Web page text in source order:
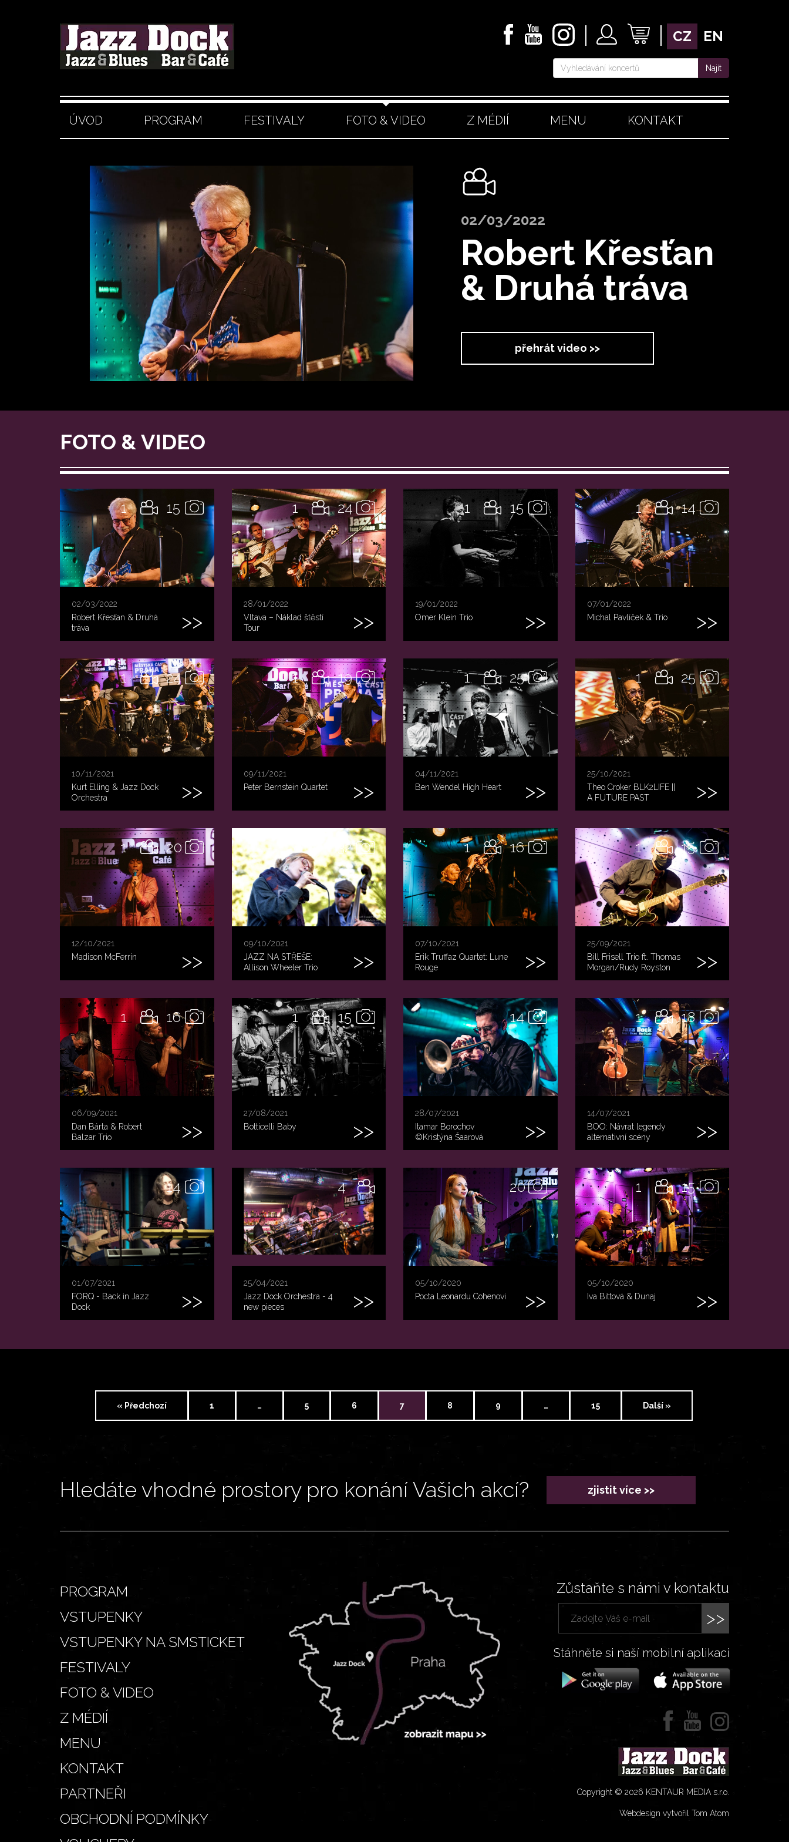
CZ EN
Najít
ÚVOD PROGRAM FESTIVALY FOTO & VIDEO Z MÉDIÍ MENU KONTAKT
02/03/2022
Robert Křesťan
& Druhá tráva
přehrát video >>
FOTO & VIDEO
15
1
02/03/2022
Robert Křesťan & Druhá
tráva
24
1
28/01/2022
Vltava – Náklad štěstí
Tour
15
1
19/01/2022
Omer Klein Trio
14
1
07/01/2022
Michal Pavlíček & Trio
24
1
10/11/2021
Kurt Elling & Jazz Dock
Orchestra
19
1
09/11/2021
Peter Bernstein Quartet
25
1
04/11/2021
Ben Wendel High Heart
25
1
25/10/2021
Theo Croker BLK2LIFE ||
A FUTURE PAST
20
1
12/10/2021
Madison McFerrin
32
09/10/2021
JAZZ NA STŘEŠE:
Allison Wheeler Trio
16
1
07/10/2021
Erik Truffaz Quartet: Lune
Rouge
15
1
25/09/2021
Bill Frisell Trio ft. Thomas
Morgan/Rudy Royston
16
1
06/09/2021
Dan Bárta & Robert
Balzar Trio
15
1
27/08/2021
Botticelli Baby
14
28/07/2021
Itamar Borochov
©Kristýna Šaarová
18
1
14/07/2021
BOO: Návrat legendy
alternativní scény
14
01/07/2021
FORQ - Back in Jazz
Dock
4
25/04/2021
Jazz Dock Orchestra - 4
new pieces
20
05/10/2020
Pocta Leonardu Cohenovi
15
1
05/10/2020
Iva Bittová & Dunaj
« Předchozí 1 … 5 6 7 8 9 … 15 Další »
Hledáte vhodné prostory pro konání Vašich akcí? zjistit více >>
PROGRAM
VSTUPENKY
VSTUPENKY NA SMSTICKET
FESTIVALY
FOTO & VIDEO
Z MÉDIÍ
MENU
KONTAKT
PARTNEŘI
OBCHODNÍ PODMÍNKY
Zůstaňte s námi v kontaktu
>>
Stáhněte si naší mobilní aplikaci
Copyright © 2026 KENTAUR MEDIA s.r.o.
Webdesign vytvořil Tom Atom